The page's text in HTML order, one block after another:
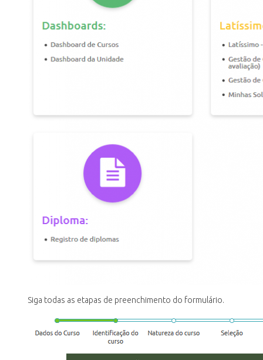
Siga todas as etapas de preenchimento do formulário.